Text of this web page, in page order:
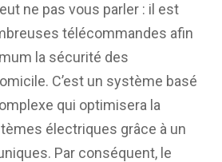
ne pas vous parler : il est
télécommandes afin
la sécurité des
C’est un système basé
qui optimisera la
électriques grâce à un
Par conséquent, le